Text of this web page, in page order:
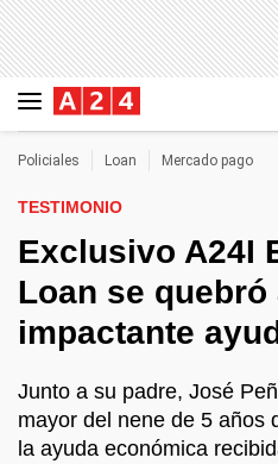
Policiales Loan Mercado pago
TESTIMONIO
Exclusivo A24I
Loan se
impactante
Junto a su padre, José
mayor del nene de 5 años
la ayuda económica